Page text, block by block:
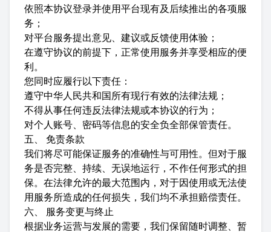
依照本协议登录并使用平台现有及后续推出的各项服
务；
对平台服务提出意见、建议或反馈使用体验；
在遵守协议的前提下，正常使用服务并享受相应的便
利。
您同时应履行以下责任：
遵守中华人民共和国所有现行有效的法律法规；
不得从事任何违反法律法规或本协议的行为；
对个人账号、密码等信息的安全负全部保管责任。
五、 免责条款
我们将尽可能保证服务的准确性与可用性。但对于服
务是否完整、持续、无误地运行，不作任何形式的担
保。在法律允许的最大范围内，对于因使用或无法使
用服务所造成的任何损失，我们均不承担赔偿责任。
六、 服务变更与终止
根据业务运营与发展的需要，我们保留随时调整、暂